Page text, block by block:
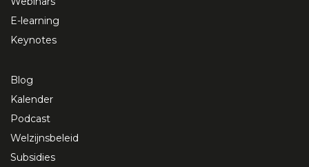
E-learning
Keynotes
Blog
Kalender
Podcast
Welzijnsbeleid
Subsidies